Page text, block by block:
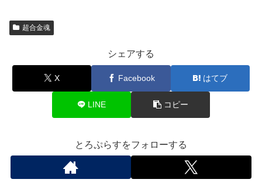
超合金魂
シェアする
X Facebook はてブ
LINE コピー
とろぷらすをフォローする